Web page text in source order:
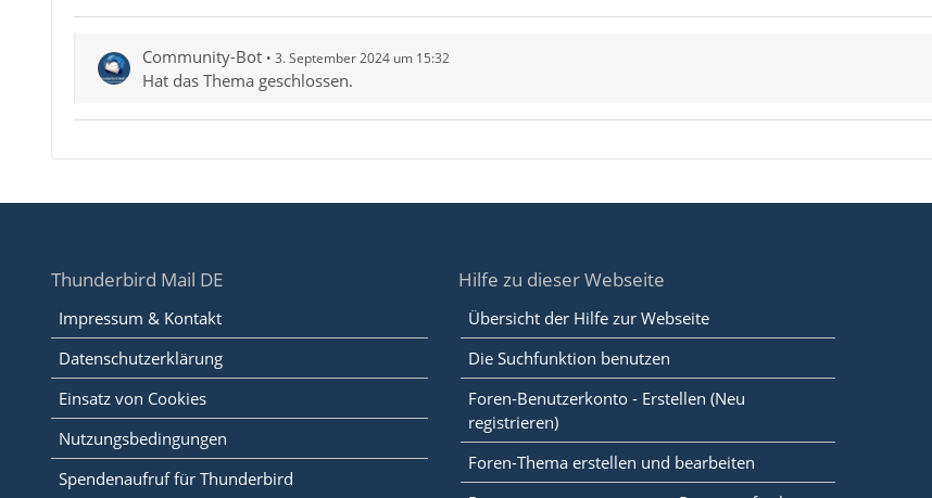
Community-Bot 3. September 2024 um 15:32
Hat das Thema geschlossen.
Thunderbird Mail DE
Impressum & Kontakt
Datenschutzerklärung
Einsatz von Cookies
Nutzungsbedingungen
Spendenaufruf für Thunderbird
Hilfe zu dieser Webseite
Übersicht der Hilfe zur Webseite
Die Suchfunktion benutzen
Foren-Benutzerkonto - Erstellen (Neu
registrieren)
Foren-Thema erstellen und bearbeiten